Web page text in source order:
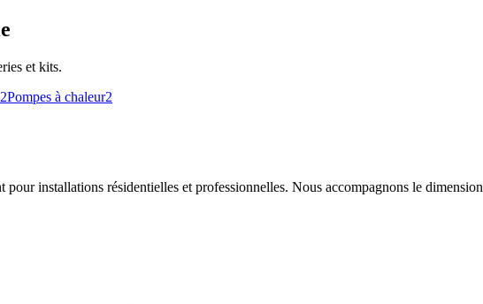
et kits.
2Pompes à chaleur2
installations résidentielles et professionnelles. Nous accompagnons le